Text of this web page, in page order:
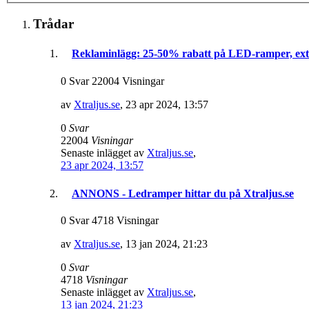
Trådar
Reklaminlägg: 25-50% rabatt på LED-ramper,
0 Svar 22004 Visningar
av Xtraljus.se, 23 apr 2024, 13:57
0 Svar
22004 Visningar
Senaste inlägget av Xtraljus.se,
23 apr 2024, 13:57
ANNONS - Ledramper hittar du på Xtraljus.se
0 Svar 4718 Visningar
av Xtraljus.se, 13 jan 2024, 21:23
0 Svar
4718 Visningar
Senaste inlägget av Xtraljus.se,
13 jan 2024, 21:23